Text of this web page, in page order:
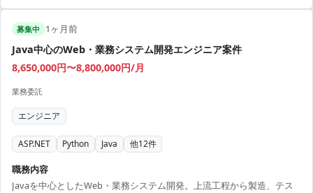
募集中 1ヶ月前
Java中心のWeb・業務システム開発エンジニア案件
8,650,000円〜8,800,000円/月
業務委託
エンジニア
ASP.NET Python Java 他12件
職務内容
Javaを中心としたWeb・業務システム開発。上流工程から製造、テス